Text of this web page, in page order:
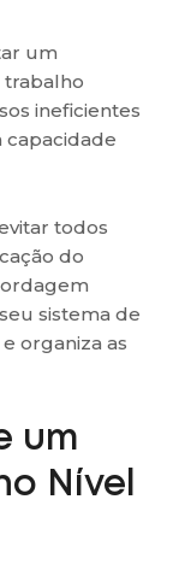
um
trabalho
ineficientes
capacidade
todos
do
sistema de
organiza as
um
Nível